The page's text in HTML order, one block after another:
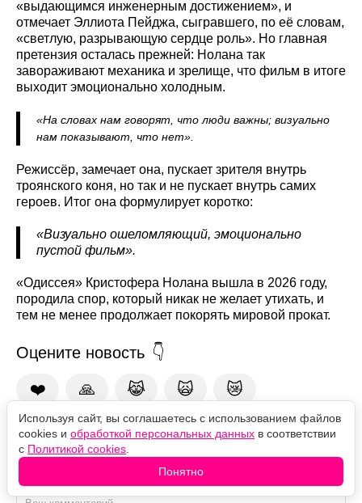
«выдающимся инженерным достижением», и
отмечает Эллиота Пейджа, сыгравшего, по её словам,
«светлую, разрывающую сердце роль». Но главная
претензия осталась прежней: Нолана так
завораживают механика и зрелище, что фильм в итоге
выходит эмоционально холодным.
«На словах нам говорят, что люди важны; визуально
нам показывают, что нет».
Режиссёр, замечает она, пускает зрителя внутрь
троянского коня, но так и не пускает внутрь самих
героев. Итог она формулирует коротко:
«Визуально ошеломляющий, эмоционально
пустой фильм».
«Одиссея» Кристофера Нолана вышла в 2026 году,
породила спор, который никак не желает утихать, и
тем не менее продолжает покорять мировой прокат.
Оцените новость
❤️ 🙏 😹 🙀 😿
Комментарии
Используя сайт, вы соглашаетесь с использованием файлов
cookies и обработкой персональных данных в соответствии
с Политикой cookies
Понятно